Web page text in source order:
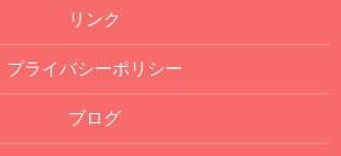
リンク
プライバシーポリシー
ブログ